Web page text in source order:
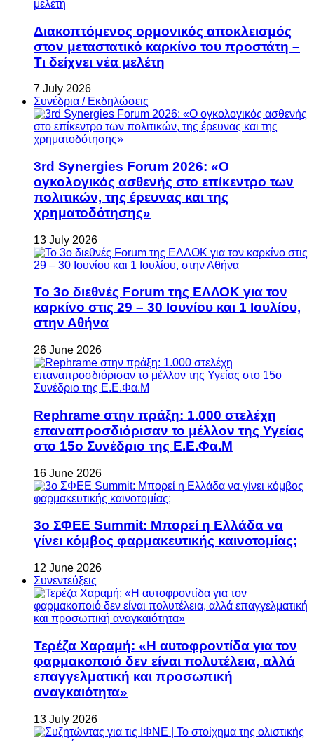
Διακοπτόμενος ορμονικός αποκλεισμός
στον μεταστατικό καρκίνο του προστάτη –
Τι δείχνει νέα μελέτη
7 July 2026
Συνέδρια / Εκδηλώσεις
3rd Synergies Forum 2026: «Ο
ογκολογικός ασθενής στο επίκεντρο των
πολιτικών, της έρευνας και της
χρηματοδότησης»
13 July 2026
Το 3ο διεθνές Forum της ΕΛΛΟΚ για τον
καρκίνο στις 29 – 30 Ιουνίου και 1 Ιουλίου,
στην Αθήνα
26 June 2026
Rephrame στην πράξη: 1.000 στελέχη
επαναπροσδιόρισαν το μέλλον της Υγείας
στο 15ο Συνέδριο της Ε.Ε.Φα.Μ
16 June 2026
3ο ΣΦΕΕ Summit: Μπορεί η Ελλάδα να
γίνει κόμβος φαρμακευτικής καινοτομίας;
12 June 2026
Συνεντεύξεις
Τερέζα Χαραμή: «Η αυτοφροντίδα για τον
φαρμακοποιό δεν είναι πολυτέλεια, αλλά
επαγγελματική και προσωπική
αναγκαιότητα»
13 July 2026